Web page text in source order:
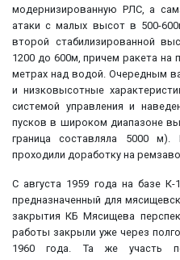
модернизированную РЛС, а
атаки с малых высот в 500-
второй стабилизированной
1200 до 600м, причем ракета на
метрах над водой. Очередным
и низковысотные
системой управления и
пусков в широком диапазоне
граница составляла 5000
проходили доработку на
С августа 1959 года на базе К-
предназначенный для
закрытия КБ Мясищева
работы закрыли уже через
1960 года. Та же участь